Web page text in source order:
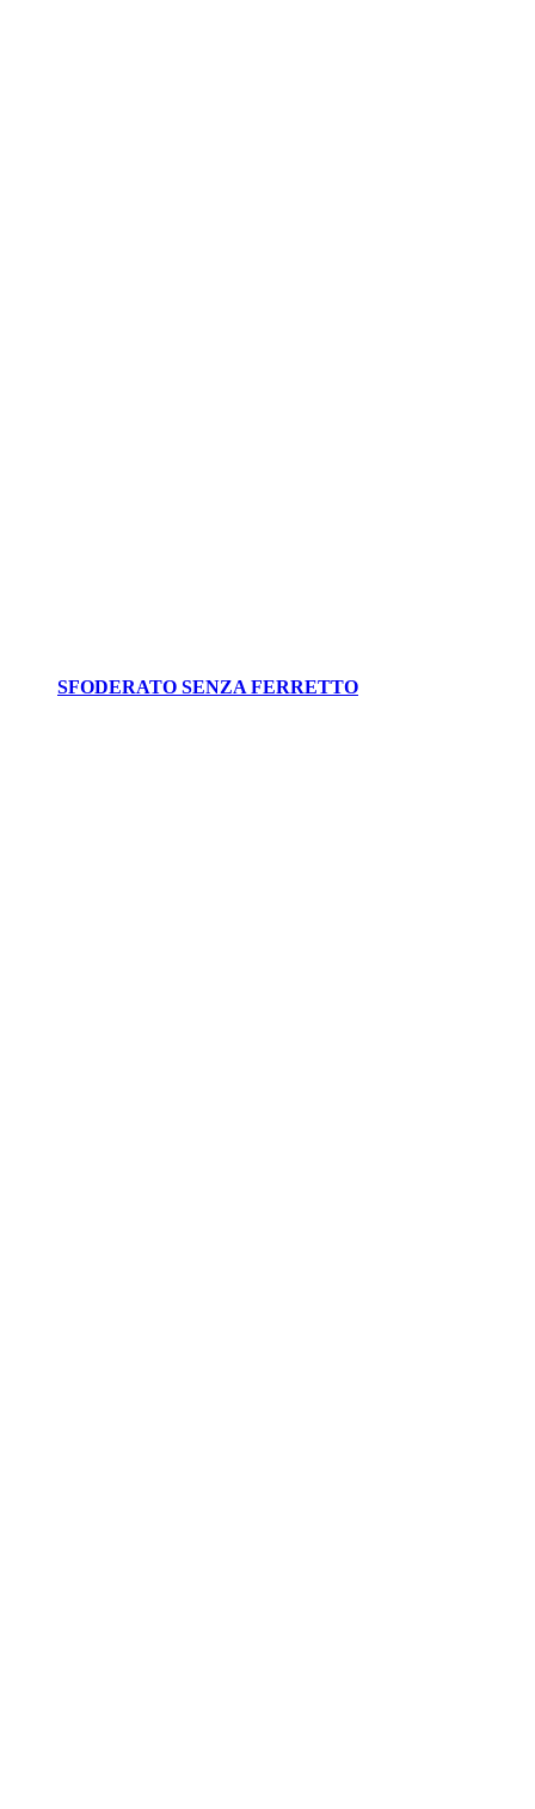
SFODERATO SENZA FERRETTO